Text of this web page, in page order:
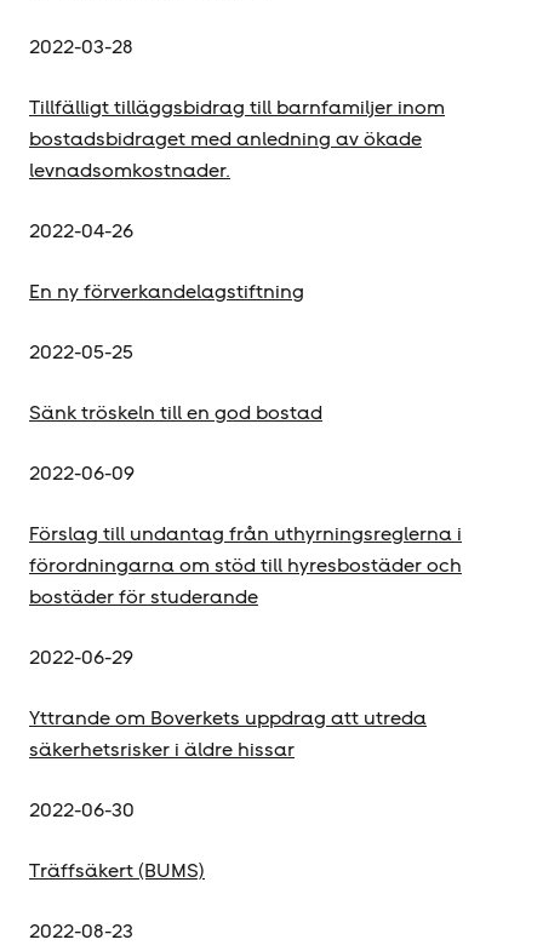
2022-03-28
Tillfälligt tilläggsbidrag till barnfamiljer inom
bostadsbidraget med anledning av ökade
levnadsomkostnader.
2022-04-26
En ny förverkandelagstiftning
2022-05-25
Sänk tröskeln till en god bostad
2022-06-09
Förslag till undantag från uthyrningsreglerna i
förordningarna om stöd till hyresbostäder och
bostäder för studerande
2022-06-29
Yttrande om Boverkets uppdrag att utreda
säkerhetsrisker i äldre hissar
2022-06-30
Träffsäkert (BUMS)
2022-08-23